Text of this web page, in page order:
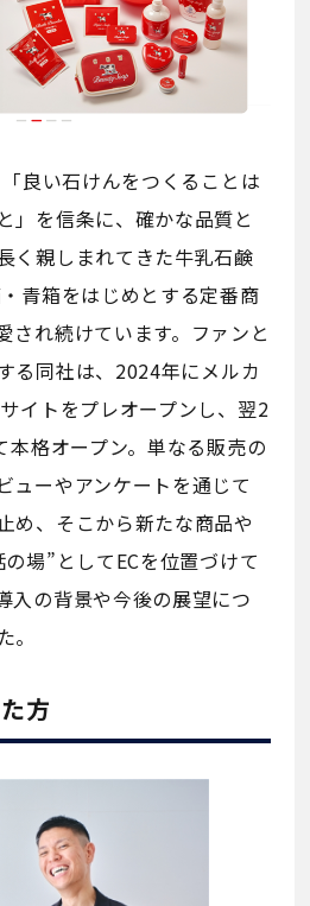
良い石けんをつくることは
」を信条に、確かな品質と
く親しまれてきた牛乳石鹸
青箱をはじめとする定番商
され続けています。ファンと
る同社は、2024年にメルカ
イトをプレオープンし、翌2
格オープン。単なる販売の
ューやアンケートを通じて
め、そこから新たな商品や
場”としてECを位置づけて
入の背景や今後の展望につ
方